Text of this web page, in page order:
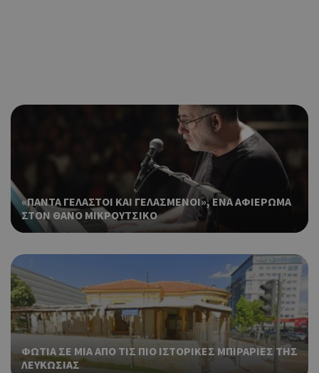
«ΠΑΝΤΑ ΓΕΛΑΣΤΟΙ ΚΑΙ ΓΕΛΑΣΜΕΝΟΙ», ΕΝΑ ΑΦΙΕΡΩΜΑ
ΣΤΟΝ ΘΑΝΟ ΜΙΚΡΟΥΤΣΙΚΟ
ΦΩΤΙΑ ΣΕ ΜΙΑ ΑΠΟ ΤΙΣ ΠΙΟ ΙΣΤΟΡΙΚΕΣ ΜΠΙΡΑΡΙΕΣ ΤΗΣ
ΛΕΥΚΩΣΙΑΣ